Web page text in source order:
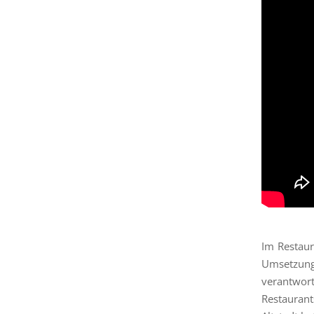
Im